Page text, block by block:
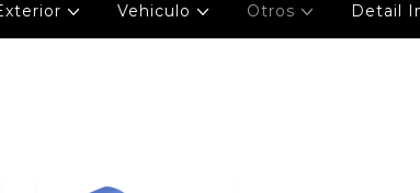
Vehiculo Otros Detail